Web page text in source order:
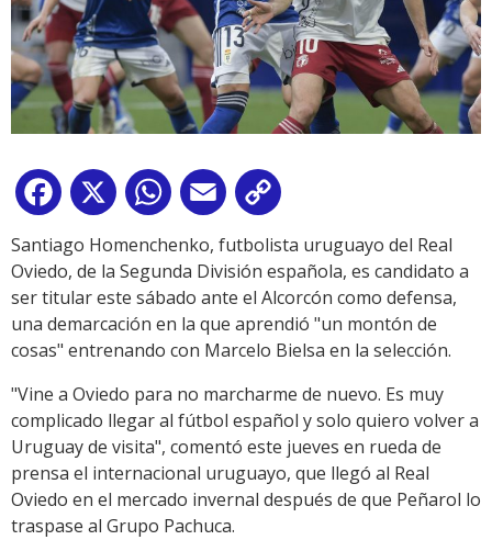
Facebook
X WhatsApp
Email
Link
Santiago Homenchenko, futbolista uruguayo del Real
Oviedo, de la Segunda División española, es candidato a
ser titular este sábado ante el Alcorcón como defensa,
una demarcación en la que aprendió "un montón de
cosas" entrenando con Marcelo Bielsa en la selección.
"Vine a Oviedo para no marcharme de nuevo. Es muy
complicado llegar al fútbol español y solo quiero volver a
Uruguay de visita", comentó este jueves en rueda de
prensa el internacional uruguayo, que llegó al Real
Oviedo en el mercado invernal después de que Peñarol lo
traspase al Grupo Pachuca.